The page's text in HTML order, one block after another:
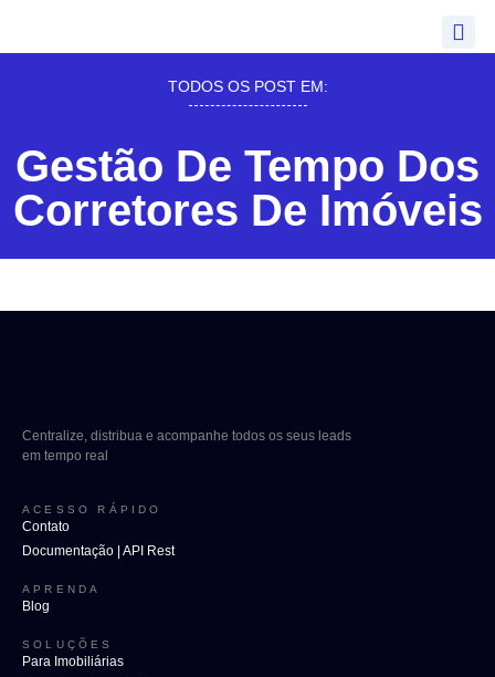
TODOS OS POST EM:
Gestão De Tempo Dos
Corretores De Imóveis
Centralize, distribua e acompanhe todos os seus leads
em tempo real
ACESSO RÁPIDO
Contato
Documentação | API Rest
APRENDA
Blog
SOLUÇÕES
Para Imobiliárias